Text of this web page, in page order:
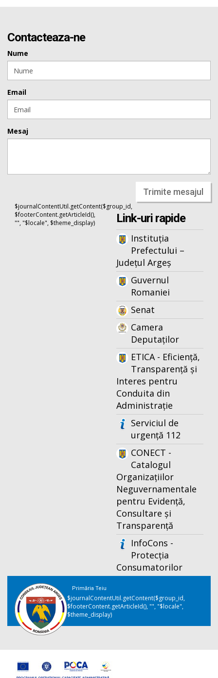
Contacteaza-ne
Nume
Email
Mesaj
Trimite mesajul
$journalContentUtil.getContent($group_id,
$footerContent.getArticleId(),
"", "$locale", $theme_display)
Link-uri rapide
Instituția
Prefectului –
Județul Argeș
Guvernul
Romaniei
Senat
Camera
Deputaților
ETICA - Eficiență,
Transparență și
Interes pentru
Conduita din
Administrație
Serviciul de
urgență 112
CONECT -
Catalogul
Organizațiilor
Neguvernamentale
pentru Evidență,
Consultare și
Transparență
InfoCons -
Protecția
Consumatorilor
Primăria Teiu
$journalContentUtil.getContent($group_id,
$footerContent.getArticleId(), "", "$locale",
$theme_display)